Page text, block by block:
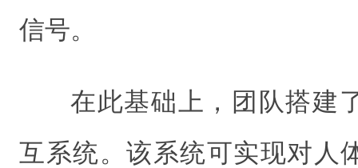
信号。
在此基础上，团队搭建
互系统。该系统可实现对人